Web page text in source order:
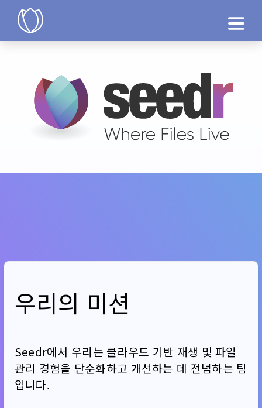
지금 시도
우리의 미션
Seedr에서 우리는 클라우드 기반 재생 및 파일
관리 경험을 단순화하고 개선하는 데 전념하는 팀
입니다.